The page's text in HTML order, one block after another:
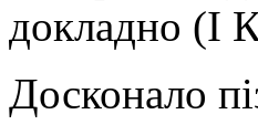
докладно (І
Досконало